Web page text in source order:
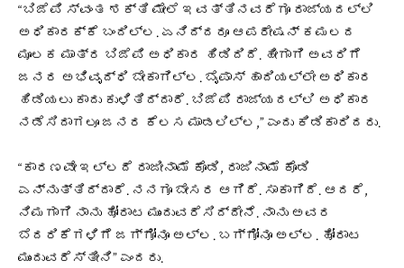
“ಬಿಜೆಪಿ ಸ್ವಂತ ಶಕ್ತಿ ಮೇಲೆ ಇವತ್ತಿನವರೆಗೂ ರಾಜ್ಯದಲ್ಲಿ
ಅಧಿಕಾರಕ್ಕೆ ಬಂದಿಲ್ಲ. ಏನಿದ್ದರೂ ಆಪರೇಷನ್ ಕಮಲದ
ಮೂಲಕ ಮಾತ್ರ ಬಿಜೆಪಿ ಅಧಿಕಾರ ಹಿಡಿದಿದೆ. ಹೀಗಾಗಿ ಅವರಿಗೆ
ಜನರ ಅಭಿವೃದ್ಧಿ ಬೇಕಾಗಿಲ್ಲ. ಬೈಪಾಸ್ ಹಾದಿಯಲ್ಲೇ ಅಧಿಕಾರ
ಹಿಡಿಯಲು ಕಾದು ಕುಳಿತಿದ್ದಾರೆ. ಬಿಜೆಪಿ ರಾಜ್ಯದಲ್ಲಿ ಅಧಿಕಾರ
ನಡೆಸಿದಾಗಲೂ ಜನರ ಕೆಲಸ ಮಾಡಲಿಲ್ಲ,” ಎಂದು ಕಿಡಿಕಾರಿದರು.
“ಕಾರಣವೇ ಇಲ್ಲದೆ ರಾಜೀನಾಮೆ ಕೊಡಿ, ರಾಜಿನಾಮೆ ಕೊಡಿ
ಎನ್ನುತ್ತಿದ್ದಾರೆ. ನನಗೂ ಬೇಸರ ಆಗಿದೆ. ಸಾಕಾಗಿದೆ. ಆದರೆ,
ನಿಮಗಾಗಿ ನಾನು ಹೋರಾಟ ಮುಂದುವರೆಸಿದ್ದೇನೆ. ನಾನು ಅವರ
ಬೆದರಿಕೆಗಳಿಗೆ ಜಗ್ಗೋನೂ ಅಲ್ಲ. ಬಗ್ಗೋನೂ ಅಲ್ಲ. ಹೋರಾಟ
ಮುಂದುವರೆಸ್ತೀನಿ” ಎಂದರು.